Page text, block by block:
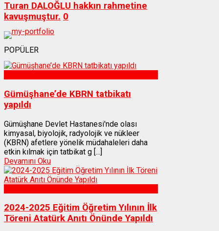
Turan DALOĞLU hakkın rahmetine
kavuşmuştur. 0
POPÜLER
Gümüşhane’de KBRN tatbikatı
yapıldı
Gümüşhane Devlet Hastanesi'nde olası
kimyasal, biyolojik, radyolojik ve nükleer
(KBRN) afetlere yönelik müdahaleleri daha
etkin kılmak için tatbikat g [...]
Devamını Oku
2024-2025 Eğitim Öğretim Yılının İlk
Töreni Atatürk Anıtı Önünde Yapıldı